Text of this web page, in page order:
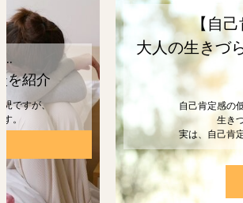
【自己肯定感の高め
大人の生きづらさを脱却し
う
自己肯定感の低い自分を追い詰めて
生きづらさを感じますよね。
実は、自己肯定感を高める方法があ
もっと読む